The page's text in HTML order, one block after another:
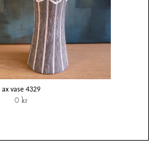
ax vase 4329
0 kr